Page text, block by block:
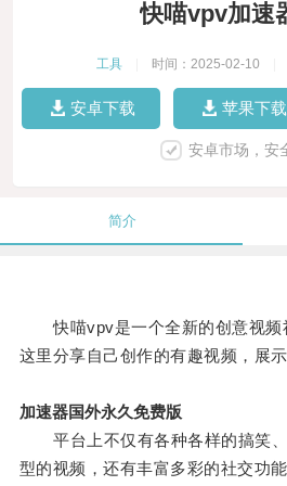
快喵vpv加速
工具 时间：2025-02-10
安卓下载 苹果下载
安卓市场，安
简介
快喵vpv是一个全新的创意视频
这里分享自己创作的有趣视频，展
加速器国外永久免费版
平台上不仅有各种各样的搞笑、
型的视频，还有丰富多彩的社交功